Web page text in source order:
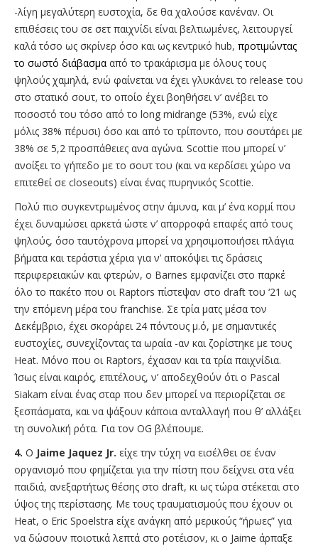
-λίγη μεγαλύτερη ευστοχία, δε θα χαλούσε κανέναν. Οι
επιθέσεις του σε σετ παιχνίδι είναι βελτιωμένες, λειτουργεί
καλά τόσο ως σκρίνερ όσο και ως κεντρικό hub, προτιμώντας
το σωστό διάβασμα από το τρακάρισμα με όλους τους
ψηλούς χαμηλά, ενώ φαίνεται να έχει γλυκάνει το release του
στο στατικό σουτ, το οποίο έχει βοηθήσει ν’ ανέβει το
ποσοστό του τόσο από το long midrange (53%, ενώ είχε
μόλις 38% πέρυσι) όσο και από το τρίποντο, που σουτάρει με
38% σε 5,2 προσπάθειες ανα αγώνα. Scottie που μπορεί ν’
ανοίξει το γήπεδο με το σουτ του (και να κερδίσει χώρο να
επιτεθεί σε closeouts) είναι ένας πυρηνικός Scottie.
Πολύ πιο συγκεντρωμένος στην άμυνα, και μ’ ένα κορμί που
έχει δυναμώσει αρκετά ώστε ν’ απορροφά επαφές από τους
ψηλούς, όσο ταυτόχρονα μπορεί να χρησιμοποιήσει πλάγια
βήματα και τεράστια χέρια για ν’ αποκόψει τις δράσεις
περιφερειακών και φτερών, ο Barnes εμφανίζει στο παρκέ
όλο το πακέτο που οι Raptors πίστεψαν στο draft του ‘21 ως
την επόμενη μέρα του franchise. Σε τρία ματς μέσα τον
Δεκέμβριο, έχει σκοράρει 24 πόντους μ.ό, με σημαντικές
ευστοχίες, συνεχίζοντας τα ωραία -αν και ζορίστηκε με τους
Heat. Μόνο που οι Raptors, έχασαν και τα τρία παιχνίδια.
Ίσως είναι καιρός, επιτέλους, ν’ αποδεχθούν ότι ο Pascal
Siakam είναι ένας σταρ που δεν μπορεί να περιορίζεται σε
ξεσπάσματα, και να ψάξουν κάποια ανταλλαγή που θ’ αλλάξει
τη συνολική ρότα. Για τον OG βλέπουμε.
4. Ο Jaime Jaquez Jr. είχε την τύχη να εισέλθει σε έναν
οργανισμό που φημίζεται για την πίστη που δείχνει στα νέα
παιδιά, ανεξαρτήτως θέσης στο draft, κι ως τώρα στέκεται στο
ύψος της περίστασης. Με τους τραυματισμούς που έχουν οι
Heat, o Eric Spoelstra είχε ανάγκη από μερικούς “ήρωες” για
να δώσουν ποιοτικά λεπτά στο ροτέισον, κι ο Jaime άρπαξε